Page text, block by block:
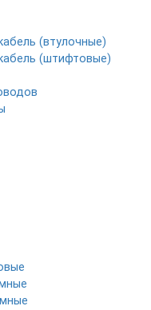
(втулочные)
(штифтовые)